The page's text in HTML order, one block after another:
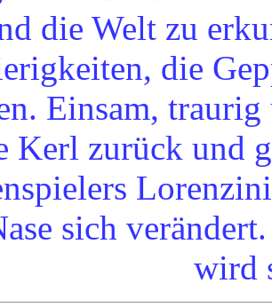
die Welt zu
die
Einsam,
Kerl zurück und
sich
wird